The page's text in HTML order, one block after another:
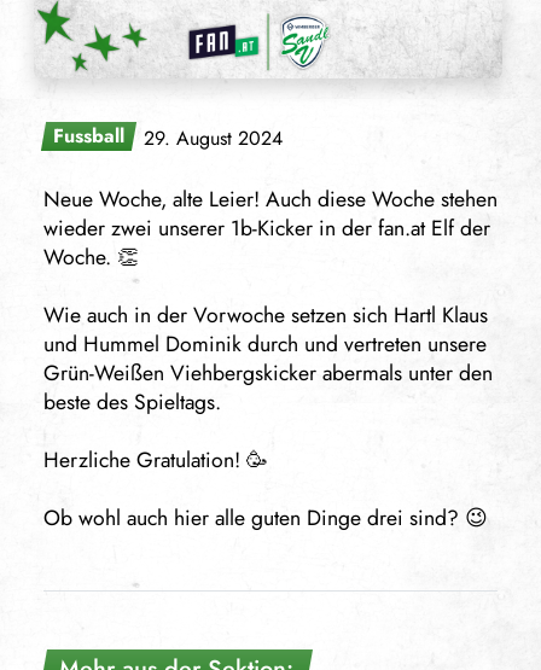
Fussball 29. August 2024
Neue Woche, alte Leier! Auch diese Woche stehen
wieder zwei unserer 1b-Kicker in der fan.at Elf der
Woche. 👏
Wie auch in der Vorwoche setzen sich Hartl Klaus
und Hummel Dominik durch und vertreten unsere
Grün-Weißen Viehbergskicker abermals unter den
beste des Spieltags.
Herzliche Gratulation! 🥳
Ob wohl auch hier alle guten Dinge drei sind? 😉